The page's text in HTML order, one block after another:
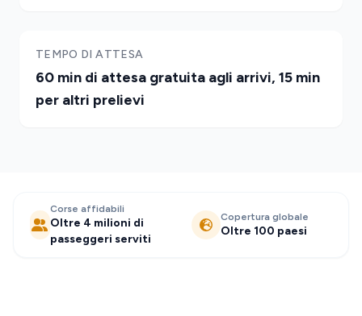
TEMPO DI ATTESA
60 min di attesa gratuita agli arrivi, 15 min
per altri prelievi
Corse affidabili
Oltre 4 milioni di
passeggeri serviti
Copertura globale
Oltre 100 paesi